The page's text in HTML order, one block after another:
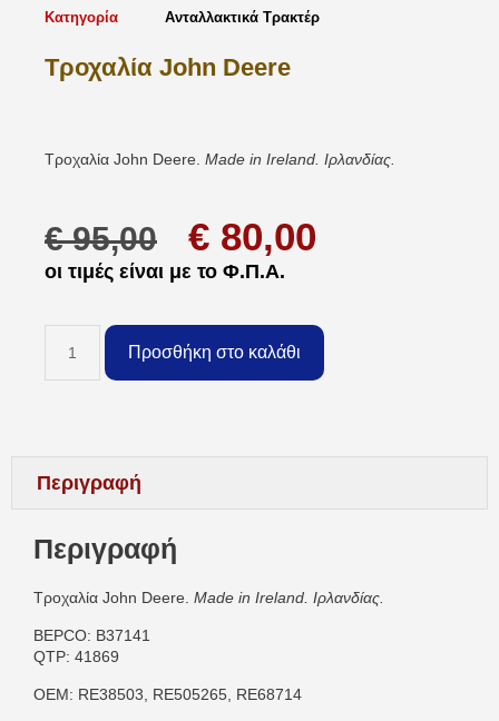
Κατηγορία
Ανταλλακτικά Τρακτέρ
Τροχαλία John Deere
Τροχαλία John Deere. Made in Ireland. Ιρλανδίας.
€95,00 € 80,00
οι τιμές είναι με το Φ.Π.Α.
Προσθήκη στο καλάθι
Περιγραφή
Περιγραφή
Τροχαλία John Deere. Made in Ireland. Ιρλανδίας.
BEPCO: B37141
QTP: 41869
OEM: RE38503, RE505265, RE68714